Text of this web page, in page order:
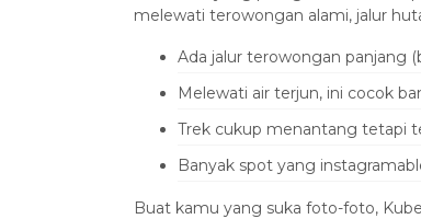
melewati terowongan alami, jalur
Ada jalur terowongan panjang
Melewati air terjun, ini cocok
Trek cukup menantang tetapi
Banyak spot yang
Buat kamu yang suka foto-foto,